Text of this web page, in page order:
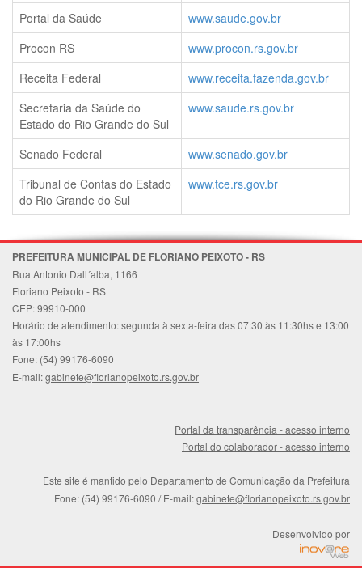
Portal da Saúde
www.saude.gov.br
Procon RS
www.procon.rs.gov.br
Receita Federal
www.receita.fazenda.gov.br
Secretaria da Saúde do
Estado do Rio Grande do Sul
www.saude.rs.gov.br
Senado Federal
www.senado.gov.br
Tribunal de Contas do Estado
do Rio Grande do Sul
www.tce.rs.gov.br
PREFEITURA MUNICIPAL DE FLORIANO PEIXOTO - RS
Rua Antonio Dall´alba, 1166
Floriano Peixoto - RS
CEP: 99910-000
Horário de atendimento: segunda à sexta-feira das 07:30 às 11:30hs e 13:00
às 17:00hs
Fone: (54) 99176-6090
E-mail:gabinete@florianopeixoto.rs.gov.br
Portal da transparência - acesso interno
Portal do colaborador - acesso interno
Este site é mantido pelo Departamento de Comunicação da Prefeitura
Fone: (54) 99176-6090 / E-mail:gabinete@florianopeixoto.rs.gov.br
Desenvolvido por